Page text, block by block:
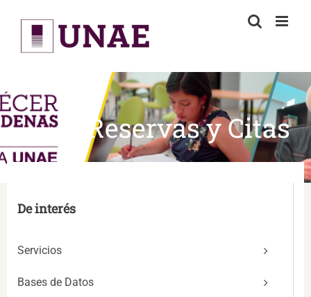
content
Reservas y Citas
De interés
Servicios
Bases de Datos